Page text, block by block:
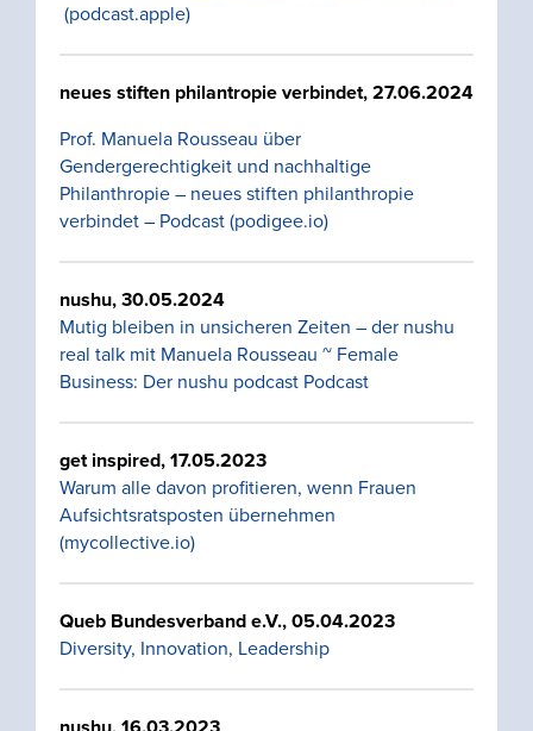
(podcast.apple)
neues stiften philantropie verbindet, 27.06.2024
Prof. Manuela Rousseau über
Gendergerechtigkeit und nachhaltige
Philanthropie – neues stiften philanthropie
verbindet – Podcast (podigee.io)
nushu, 30.05.2024
Mutig bleiben in unsicheren Zeiten – der nushu
real talk mit Manuela Rousseau ~ Female
Business: Der nushu podcast Podcast
get inspired, 17.05.2023
Warum alle davon profitieren, wenn Frauen
Aufsichtsratsposten übernehmen
(mycollective.io)
Queb Bundesverband e.V., 05.04.2023
Diversity, Innovation, Leadership